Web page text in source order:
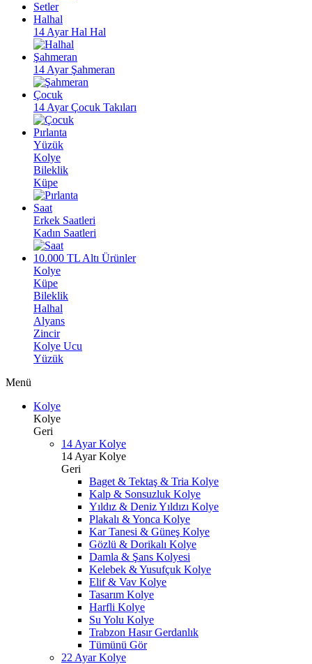
Setler
Halhal
14 Ayar Hal Hal
Şahmeran
14 Ayar Şahmeran
Çocuk
14 Ayar Çocuk Takıları
Pırlanta
Yüzük
Kolye
Bileklik
Küpe
Saat
Erkek Saatleri
Kadın Saatleri
10.000 TL Altı Ürünler
Kolye
Küpe
Bileklik
Halhal
Alyans
Zincir
Kolye Ucu
Yüzük
Menü
Kolye
Kolye
Geri
14 Ayar Kolye
14 Ayar Kolye
Geri
Baget & Tektaş & Tria Kolye
Kalp & Sonsuzluk Kolye
Yıldız & Deniz Yıldızı Kolye
Plakalı & Yonca Kolye
Kar Tanesi & Güneş Kolye
Gözlü & Dorikalı Kolye
Damla & Şans Kolyesi
Kelebek & Yusufçuk Kolye
Elif & Vav Kolye
Tasarım Kolye
Harfli Kolye
Su Yolu Kolye
Trabzon Hasır Gerdanlık
Tümünü Gör
22 Ayar Kolye